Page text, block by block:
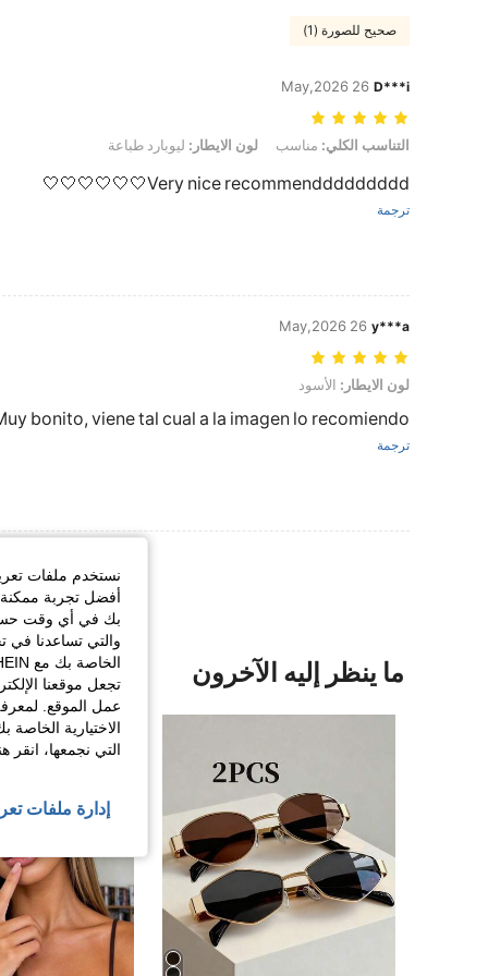
صحيح للصورة (1)
D***i
26 May,2026
التناسب الكلي: مناسب, لون الايطار: ليوبارد طباعة
التناسب الكلي: مناسب لون الايطار: ليوبارد طباعة
Very nice recommenddddddddd🤍🤍🤍🤍🤍🤍
ترجمة
y***a
26 May,2026
لون الايطار: الأسود
لون الايطار: الأسود
bonito, viene tal cual a la imagen lo recomiendo
ترجمة
ما ينظر إليه الآخرون
نستخدم ملفات
أفضل تجربة ممكنة
بك في أي وقت حسب
والتي تساعدنا في
تجعل موقعنا
عمل الموقع.
الاختيارية
التي نجمعها، انقر
إدارة ملفات